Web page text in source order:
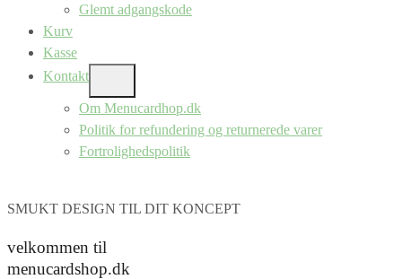
Glemt adgangskode
Kurv
Kasse
Kontakt
SUB
MENU
Om Menucardhop.dk
Politik for refundering og returnerede varer
Fortrolighedspolitik
SMUKT DESIGN TIL DIT KONCEPT
velkommen til
menucardshop.dk